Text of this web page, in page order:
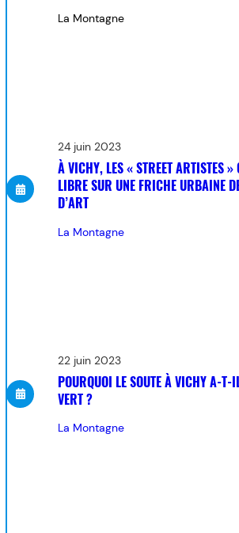
La Montagne
24 juin 2023
À VICHY, LES « STREET ARTISTES »
LIBRE SUR UNE FRICHE URBAINE
D’ART
La Montagne
22 juin 2023
POURQUOI LE SOUTE À VICHY A-T-
VERT ?
La Montagne